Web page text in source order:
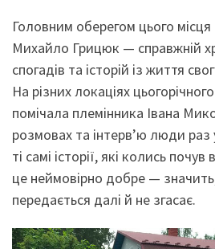
Головним оберегом цього
Михайло Грицюк — справжній
спогадів та історій із життя
На різних локаціях
помічала племінника Івана
розмовах та інтерв’ю люди раз
ті самі історії, які колись
це неймовірно добре —
передається далі й не згасає.